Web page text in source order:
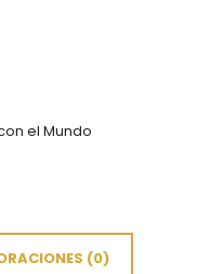
el Mundo
(0)